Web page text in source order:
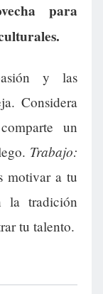
para
y las
Considera
un
Trabajo:
motivar a tu
la tradición
tu talento.